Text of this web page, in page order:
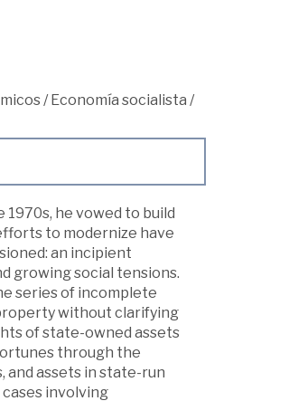
/Economía socialista /
he vowed to build
to modernize have
an incipient
growing social tensions.
series of incomplete
without clarifying
of state-owned assets
through the
assets in state-run
involving